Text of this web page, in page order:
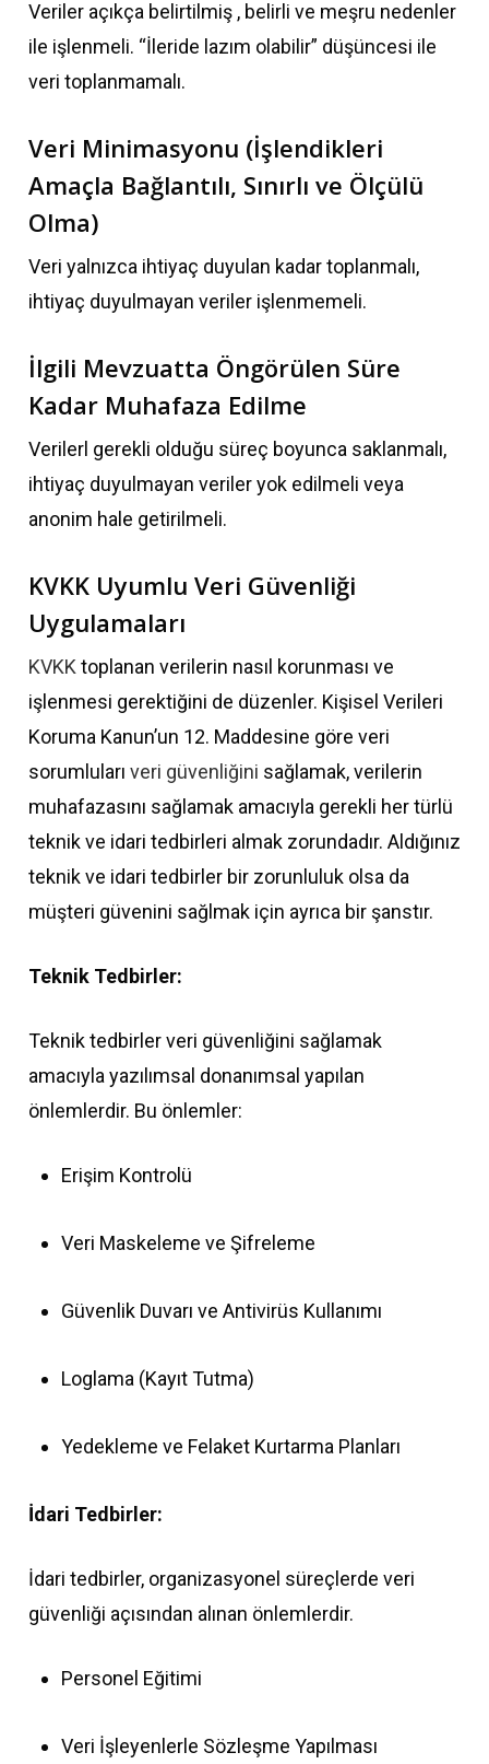
Veriler açıkça belirtilmiş , belirli ve meşru nedenler
ile işlenmeli. “İleride lazım olabilir” düşüncesi ile
veri toplanmamalı.
Veri Minimasyonu (İşlendikleri
Amaçla Bağlantılı, Sınırlı ve Ölçülü
Olma)
Veri yalnızca ihtiyaç duyulan kadar toplanmalı,
ihtiyaç duyulmayan veriler işlenmemeli.
İlgili Mevzuatta Öngörülen Süre
Kadar Muhafaza Edilme
Verilerl gerekli olduğu süreç boyunca saklanmalı,
ihtiyaç duyulmayan veriler yok edilmeli veya
anonim hale getirilmeli.
KVKK Uyumlu Veri Güvenliği
Uygulamaları
KVKK toplanan verilerin nasıl korunması ve
işlenmesi gerektiğini de düzenler. Kişisel Verileri
Koruma Kanun’un 12. Maddesine göre veri
sorumluları veri güvenliğini sağlamak, verilerin
muhafazasını sağlamak amacıyla gerekli her türlü
teknik ve idari tedbirleri almak zorundadır. Aldığınız
teknik ve idari tedbirler bir zorunluluk olsa da
müşteri güvenini sağlmak için ayrıca bir şanstır.
Teknik Tedbirler:
Teknik tedbirler veri güvenliğini sağlamak
amacıyla yazılımsal donanımsal yapılan
önlemlerdir. Bu önlemler:
Erişim Kontrolü
Veri Maskeleme ve Şifreleme
Güvenlik Duvarı ve Antivirüs Kullanımı
Loglama (Kayıt Tutma)
Yedekleme ve Felaket Kurtarma Planları
İdari Tedbirler:
İdari tedbirler, organizasyonel süreçlerde veri
güvenliği açısından alınan önlemlerdir.
Personel Eğitimi
Veri İşleyenlerle Sözleşme Yapılması